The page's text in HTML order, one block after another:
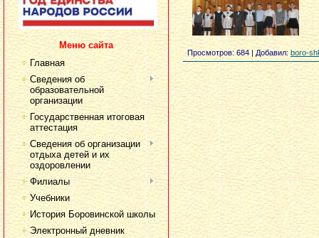
Меню сайта
Главная
Сведения об
образовательной
организации
Государственная итоговая
аттестация
Сведения об организации
отдыха детей и их
оздоровлении
Филиалы
Учебники
История Боровинской школы
Электронный дневник
Просмотров: 684 | Добавил: boro-